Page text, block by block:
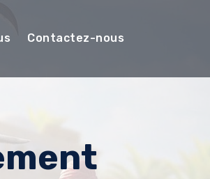
Contactez-nous